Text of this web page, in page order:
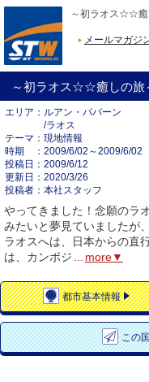
～初ラオス☆☆癒
メールマガジ
～初ラオス☆☆癒しの旅
エリア
ルアン・パバーン
/ラオス
テーマ
現地情報
時期
2009/6/02～2009/6/02
投稿日
2009/6/12
更新日
2020/3/26
投稿者
本社スタッフ
やってきました！念願のラ
みたいと夢見ていましたが
ラオスへは、日本からの直
は、カンボジ
more▼
都市基本情報
この